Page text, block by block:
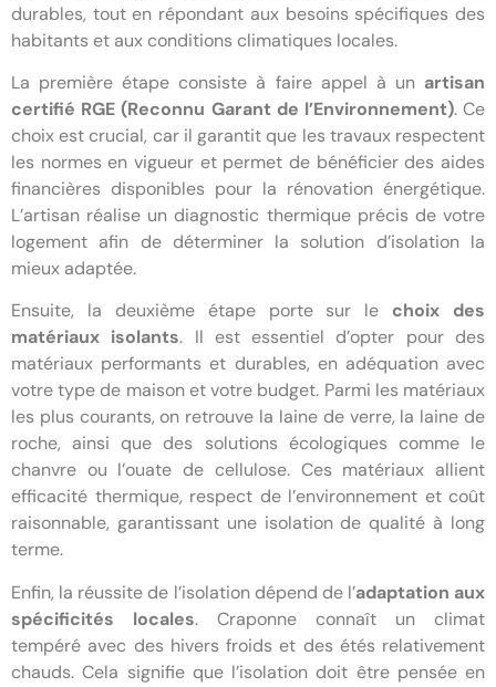
durables, tout en répondant aux besoins spécifiques des
habitants et aux conditions climatiques locales.
La première étape consiste à faire appel à un artisan
certifié RGE (Reconnu Garant de l’Environnement). Ce
choix est crucial, car il garantit que les travaux respectent
les normes en vigueur et permet de bénéficier des aides
financières disponibles pour la rénovation énergétique.
L’artisan réalise un diagnostic thermique précis de votre
logement afin de déterminer la solution d’isolation la
mieux adaptée.
Ensuite, la deuxième étape porte sur le choix des
matériaux isolants. Il est essentiel d’opter pour des
matériaux performants et durables, en adéquation avec
votre type de maison et votre budget. Parmi les matériaux
les plus courants, on retrouve la laine de verre, la laine de
roche, ainsi que des solutions écologiques comme le
chanvre ou l’ouate de cellulose. Ces matériaux allient
efficacité thermique, respect de l’environnement et coût
raisonnable, garantissant une isolation de qualité à long
terme.
Enfin, la réussite de l’isolation dépend de l’adaptation aux
spécificités locales. Craponne connaît un climat
tempéré avec des hivers froids et des étés relativement
chauds. Cela signifie que l’isolation doit être pensée en